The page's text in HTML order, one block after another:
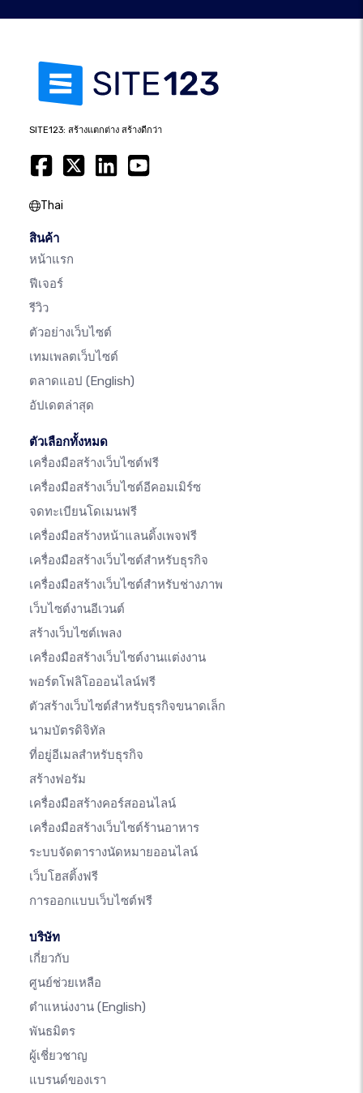
SITE123: สร้างแตกต่าง สร้างดีกว่า
Thai
สินค้า
หน้าแรก
ฟีเจอร์
รีวิว
ตัวอย่างเว็บไซต์
เทมเพลตเว็บไซต์
ตลาดแอป (English)
อัปเดตล่าสุด
ตัวเลือกทั้งหมด
เครื่องมือสร้างเว็บไซต์ฟรี
เครื่องมือสร้างเว็บไซต์อีคอมเมิร์ซ
จดทะเบียนโดเมนฟรี
เครื่องมือสร้างหน้าแลนดิ้งเพจฟรี
เครื่องมือสร้างเว็บไซต์สำหรับธุรกิจ
เครื่องมือสร้างเว็บไซต์สำหรับช่างภาพ
เว็บไซต์งานอีเวนต์
สร้างเว็บไซต์เพลง
เครื่องมือสร้างเว็บไซต์งานแต่งงาน
พอร์ตโฟลิโอออนไลน์ฟรี
ตัวสร้างเว็บไซต์สำหรับธุรกิจขนาดเล็ก
นามบัตรดิจิทัล
ที่อยู่อีเมลสำหรับธุรกิจ
สร้างฟอรัม
เครื่องมือสร้างคอร์สออนไลน์
เครื่องมือสร้างเว็บไซต์ร้านอาหาร
ระบบจัดตารางนัดหมายออนไลน์
เว็บโฮสติ้งฟรี
การออกแบบเว็บไซต์ฟรี
บริษัท
เกี่ยวกับ
ศูนย์ช่วยเหลือ
ตำแหน่งงาน (English)
พันธมิตร
ผู้เชี่ยวชาญ
แบรนด์ของเรา